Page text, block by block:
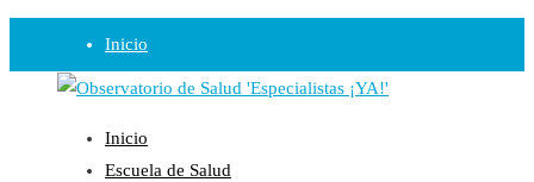
Inicio
Observatorio
Opinión
Inicio
Escuela de Salud